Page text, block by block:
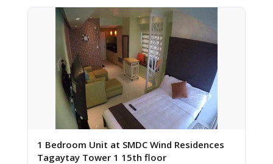
1 Bedroom Unit at SMDC Wind Residences
Tagaytay Tower 1 15th floor